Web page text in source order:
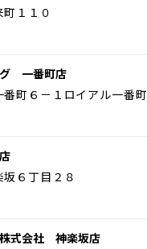
１１０
一番町店
町６－１ロイアル一番町
６丁目２８
式会社 神楽坂店